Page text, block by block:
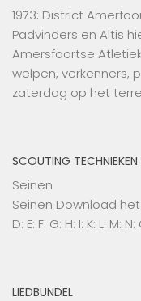
1973: District
Padvinders en Altis
Amersfoortse
welpen, verkenners,
zaterdag op het
SCOUTING TECHNIEKEN
Seinen
Seinen Download
D: E: F: G: H: I: K: L: M:
LIEDBUNDEL